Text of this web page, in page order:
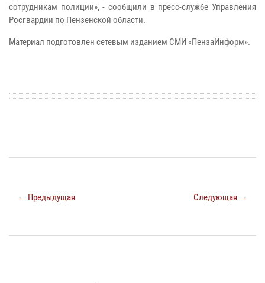
сотрудникам полиции», - сообщили в пресс-службе Управления
Росгвардии по Пензенской области.
Материал подготовлен сетевым изданием СМИ «ПензаИнформ».
← Предыдущая Следующая →